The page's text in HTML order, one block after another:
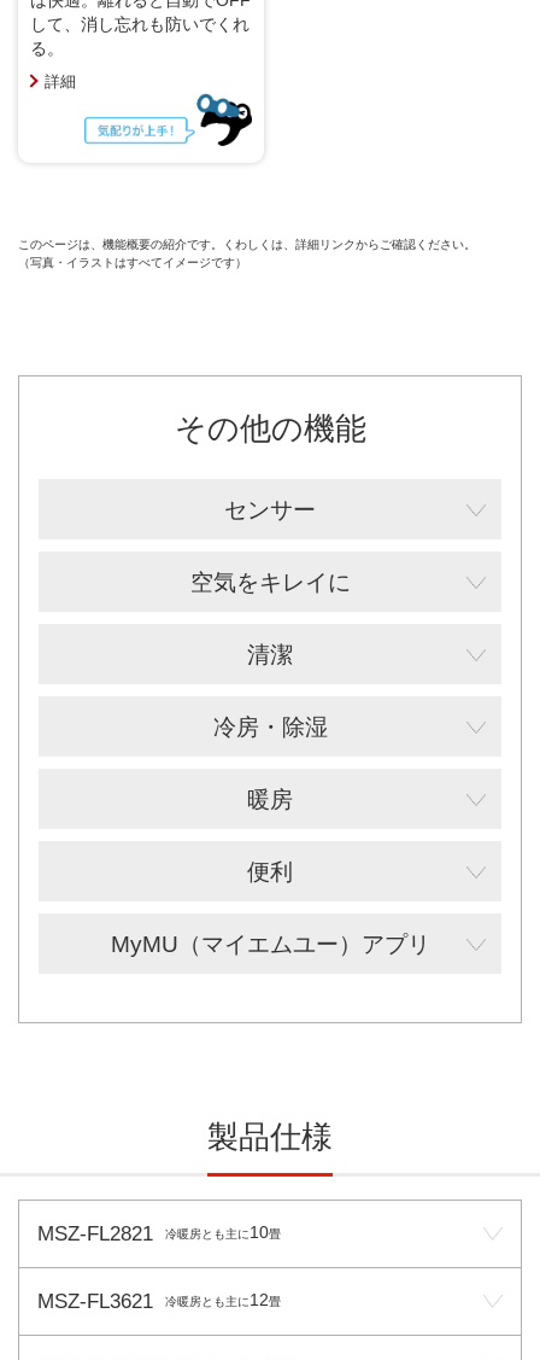
して、消し忘れも防いでくれ
る。
詳細
このページは、機能概要の紹介です。くわしくは、詳細リンクからご確認ください。
（写真・イラストはすべてイメージです）
その他の機能
センサー
空気をキレイに
清潔
冷房・除湿
暖房
便利
MyMU（マイエムユー）アプリ
製品仕様
MSZ-FL2821 冷暖房とも主に10畳
MSZ-FL3621 冷暖房とも主に12畳